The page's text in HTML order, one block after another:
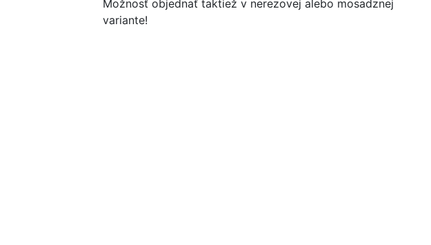
Možnosť objednať taktiež v nerezovej alebo mosadznej
variante!